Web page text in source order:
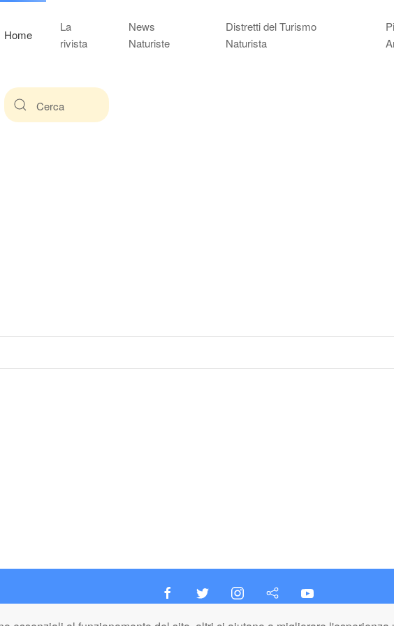
Home
La
rivista
News
Naturiste
Distretti del Turismo
Naturista